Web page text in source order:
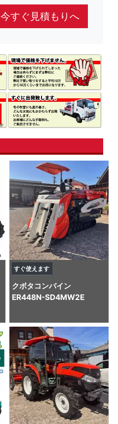
今すぐ見積もりへ
すぐ使えます
クボタ コンバイン
ER448N-SD4MW2E